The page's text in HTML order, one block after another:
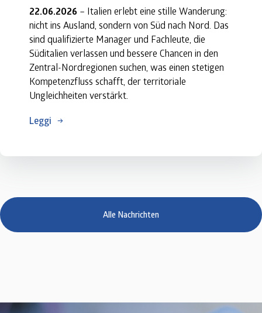
22.06.2026 – Italien erlebt eine stille Wanderung:
nicht ins Ausland, sondern von Süd nach Nord. Das
sind qualifizierte Manager und Fachleute, die
Süditalien verlassen und bessere Chancen in den
Zentral-Nordregionen suchen, was einen stetigen
Kompetenzfluss schafft, der territoriale
Ungleichheiten verstärkt.
Leggi
Alle Nachrichten